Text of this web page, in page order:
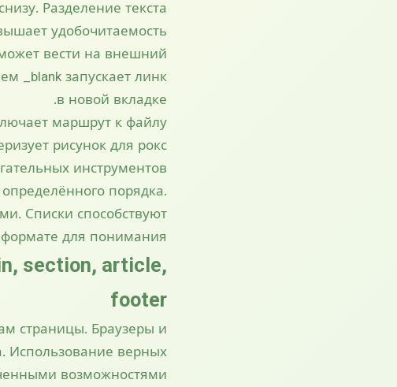
Разделение текста
удобочитаемость.
вести на внешний
_blank запускает линк
в новой вкладке.
маршрут к файлу
рисунок для рокс
инструментов.
порядка.
Списки способствуют
для понимания.
section, article,
footer
страницы. Браузеры и
Использование верных
возможностями.